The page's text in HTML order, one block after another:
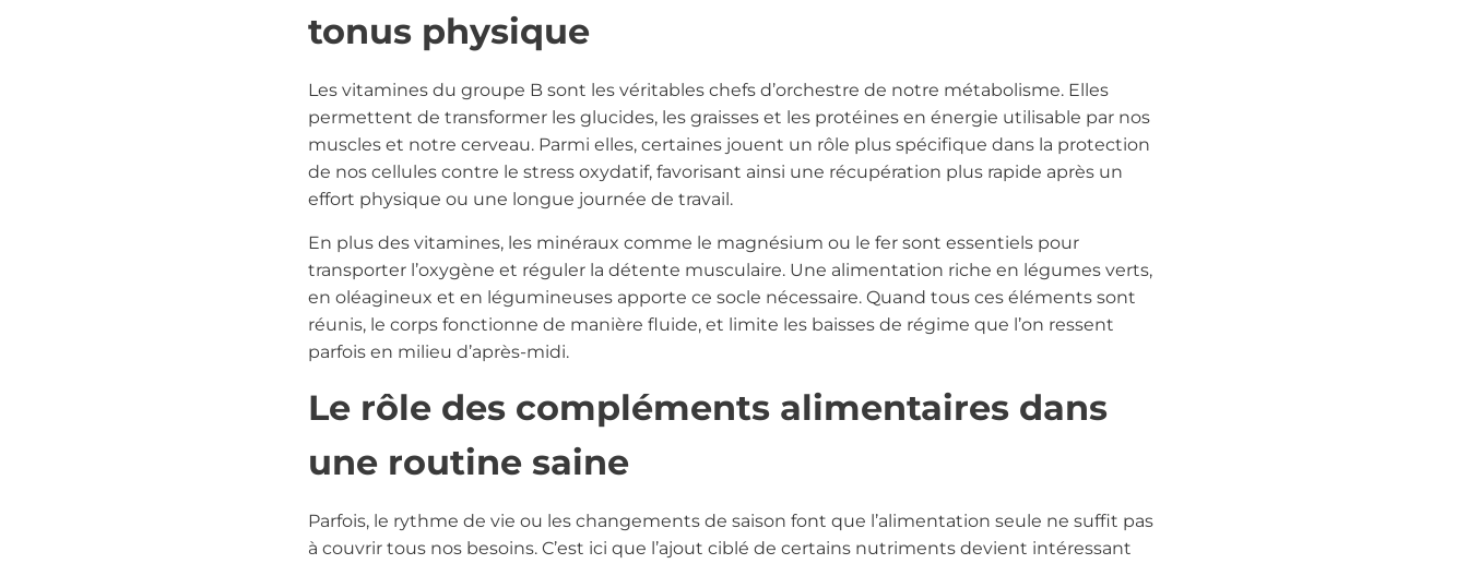
tonus physique
Les vitamines du groupe B sont les véritables chefs d’orchestre de notre métabolisme. Elles
permettent de transformer les glucides, les graisses et les protéines en énergie utilisable par nos
muscles et notre cerveau. Parmi elles, certaines jouent un rôle plus spécifique dans la protection
de nos cellules contre le stress oxydatif, favorisant ainsi une récupération plus rapide après un
effort physique ou une longue journée de travail.
En plus des vitamines, les minéraux comme le magnésium ou le fer sont essentiels pour
transporter l’oxygène et réguler la détente musculaire. Une alimentation riche en légumes verts,
en oléagineux et en légumineuses apporte ce socle nécessaire. Quand tous ces éléments sont
réunis, le corps fonctionne de manière fluide, et limite les baisses de régime que l’on ressent
parfois en milieu d’après-midi.
Le rôle des compléments alimentaires dans
une routine saine
Parfois, le rythme de vie ou les changements de saison font que l’alimentation seule ne suffit pas
à couvrir tous nos besoins. C’est ici que l’ajout ciblé de certains nutriments devient intéressant